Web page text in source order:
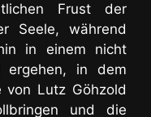
Frust der
Seele, während
in einem nicht
ergehen, in dem
von Lutz Göhzold
und die